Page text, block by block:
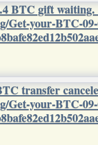
BTC gift
Get-your-BTC-
transfer
Get-your-BTC-